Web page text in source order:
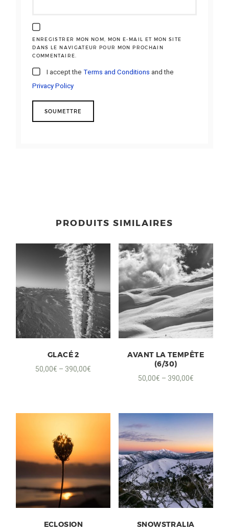
ENREGISTRER MON NOM, MON E-MAIL ET MON SITE
DANS LE NAVIGATEUR POUR MON PROCHAIN
COMMENTAIRE.
I accept the Terms and Conditions and the
Privacy Policy
PRODUITS SIMILAIRES
GLACÉ 2
50,00€ – 390,00€
AVANT LA TEMPÊTE
(6/30)
50,00€ – 390,00€
ECLOSION SNOWSTRALIA